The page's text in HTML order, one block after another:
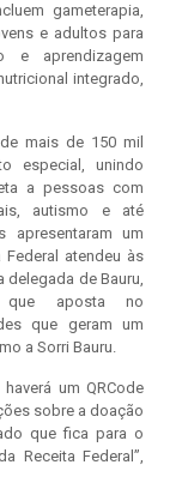
gameterapia,
e adultos para
e aprendizagem
integrado,
mais de 150 mil
especial, unindo
a pessoas com
autismo e até
apresentaram um
atendeu às
delegada de Bauru,
que aposta no
que geram um
a Sorri Bauru.
um QRCode
sobre a doação
que fica para o
Receita Federal”,